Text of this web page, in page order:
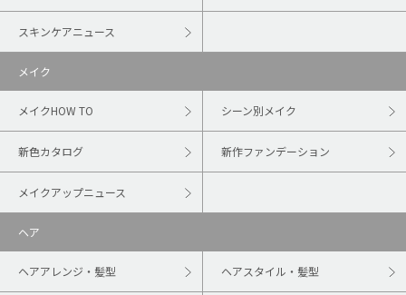
スキンケアニュース
メイク
メイクHOW TO シーン別メイク
新色カタログ 新作ファンデーション
メイクアップニュース
ヘア
ヘアアレンジ・髪型 ヘアスタイル・髪型